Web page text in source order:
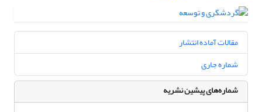
مقالات آماده انتشار
شماره جاری
شماره‌های پیشین نشریه